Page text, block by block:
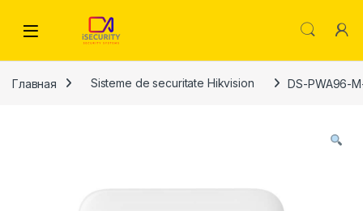
Главная Sisteme de securitate Hikvision DS-PWA96-